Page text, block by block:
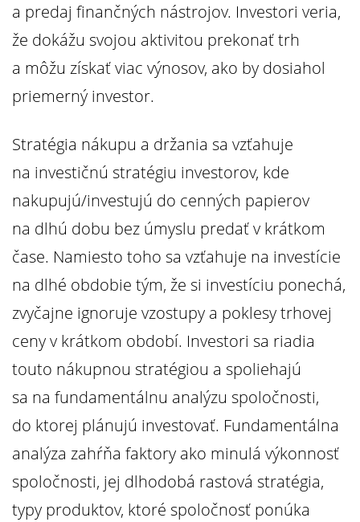
a predaj finančných nástrojov. Investori veria,
že dokážu svojou aktivitou prekonať trh
a môžu získať viac výnosov, ako by dosiahol
priemerný investor.
Stratégia nákupu a držania sa vzťahuje
na investičnú stratégiu investorov, kde
nakupujú/investujú do cenných papierov
na dlhú dobu bez úmyslu predať v krátkom
čase. Namiesto toho sa vzťahuje na investície
na dlhé obdobie tým, že si investíciu ponechá,
zvyčajne ignoruje vzostupy a poklesy trhovej
ceny v krátkom období. Investori sa riadia
touto nákupnou stratégiou a spoliehajú
sa na fundamentálnu analýzu spoločnosti,
do ktorej plánujú investovať. Fundamentálna
analýza zahŕňa faktory ako minulá výkonnosť
spoločnosti, jej dlhodobá rastová stratégia,
typy produktov, ktoré spoločnosť ponúka